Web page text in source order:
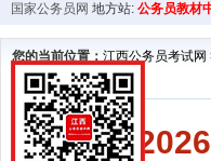
教材中心
国家公务员网 地方站: 公务员教材
您的当前位置： 江西公务员考试网